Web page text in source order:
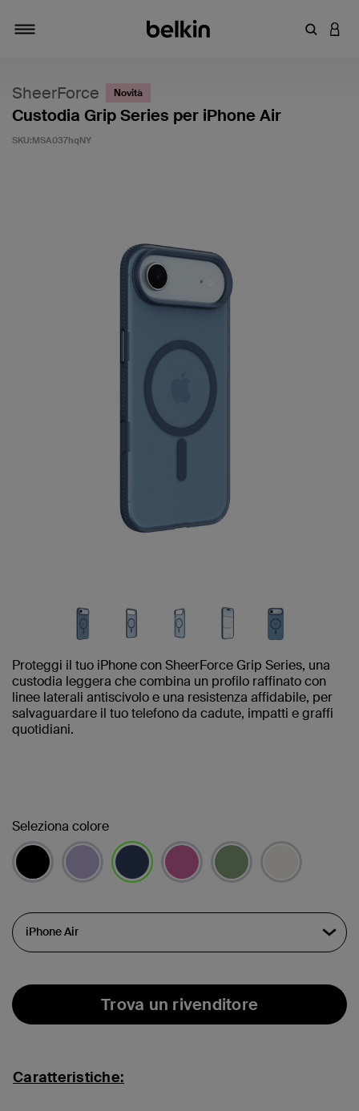
Inserisci
SheerForce Novità
Custodia Grip Series per iPhone Air
SKU:MSA037hqNY
Proteggi il tuo iPhone con SheerForce Grip Series, una
custodia leggera che combina un profilo raffinato con
linee laterali antiscivolo e una resistenza affidabile, per
salvaguardare il tuo telefono da cadute, impatti e graffi
quotidiani.
Seleziona colore
Trova un rivenditore
Caratteristiche: